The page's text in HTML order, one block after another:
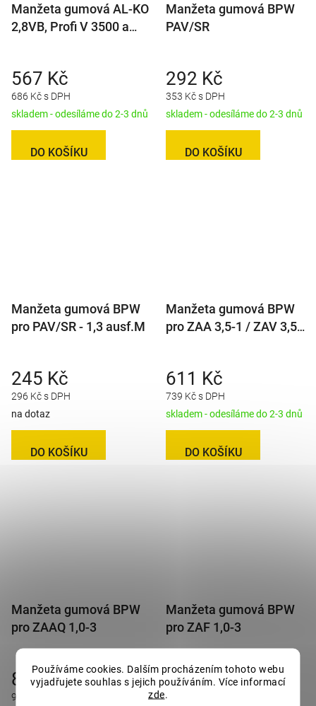
Používáme cookies. Dalším procházením tohoto webu
vyjadřujete souhlas s jejich používáním. Více informací
zde.
Manžeta gumová AL-KO
2,8VB, Profi V 3500 a
686 Kč s DPH
567 Kč
skladem - odesíláme do 2-3 dnů
DO KOŠÍKU
Manžeta gumová BPW
PAV/SR
353 Kč s DPH
292 Kč
skladem - odesíláme do 2-3 dnů
DO KOŠÍKU
Manžeta gumová BPW
pro PAV/SR - 1,3 ausf.M
296 Kč s DPH
245 Kč
na dotaz
DO KOŠÍKU
Manžeta gumová BPW
pro ZAA 3,5-1 / ZAV 3,5-
739 Kč s DPH
611 Kč
skladem - odesíláme do 2-3 dnů
DO KOŠÍKU
Manžeta gumová BPW
pro ZAAQ 1,0-3
976 Kč s DPH
807 Kč
Manžeta gumová BPW
pro ZAF 1,0-3
361 Kč s DPH
298 Kč